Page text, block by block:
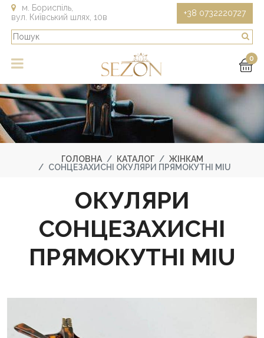
м. Бориспіль,
вул. Київський шлях, 10в
+38 0732220727
0
ГОЛОВНА КАТАЛОГ
ЖІНКАМ
СОНЦЕЗАХИСНІ ОКУЛЯРИ ПРЯМОКУТНІ MIU
ОКУЛЯРИ
СОНЦЕЗАХИСНІ
ПРЯМОКУТНІ MIU